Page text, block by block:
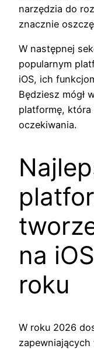
narzędzia do
znacznie
W następnej
popularnym
iOS, ich
Będziesz mógł
platformę, która
oczekiwania.
na
roku
W roku 2026